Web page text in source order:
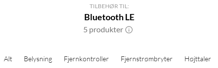
TILBEHØR TIL:
Bluetooth LE
5 produkter
Alt Belysning Fjernkontroller Fjernstrømbryter Højttaler